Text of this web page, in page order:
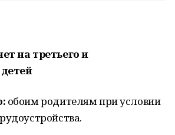
на третьего и
обоим родителям при условии